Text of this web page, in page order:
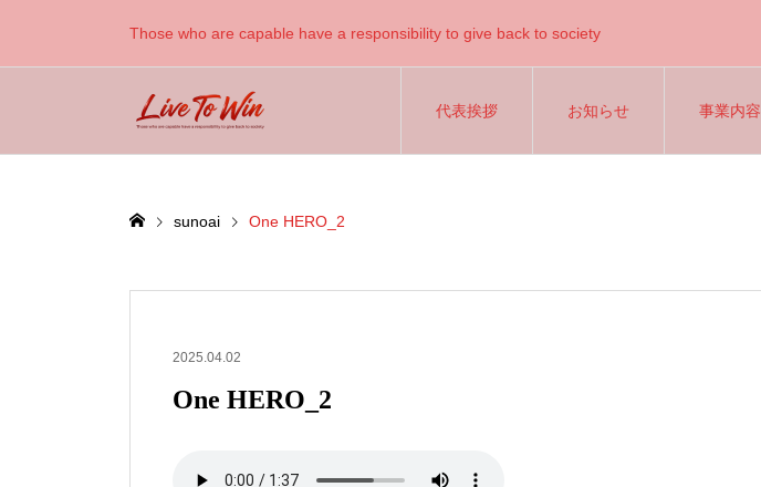
Those who are capable have a responsibility to give back to society
代表挨拶 お知らせ 事業内容
sunoai One HERO_2
2025.04.02
One HERO_2